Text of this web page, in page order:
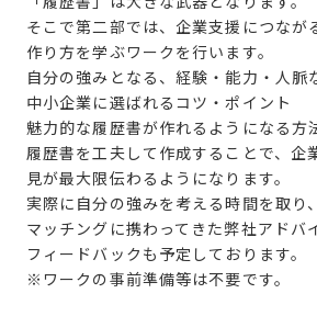
そこで第二部では、企業支援につなが
作り方を学ぶワークを行います。
自分の強みとなる、経験・能力・人脈
中小企業に選ばれるコツ・ポイント
魅力的な履歴書が作れるようになる方
履歴書を工夫して作成することで、企
見が最大限伝わるようになります。
実際に自分の強みを考える時間を取り
マッチングに携わってきた弊社アドバ
フィードバックも予定しております。
※ワークの事前準備等は不要です。